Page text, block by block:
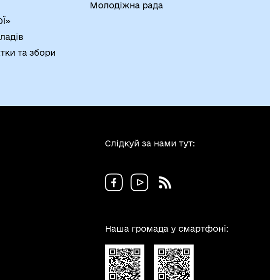
та збори
Молодіжна рада
Слідкуй за нами тут:
Наша громада у смартфоні: